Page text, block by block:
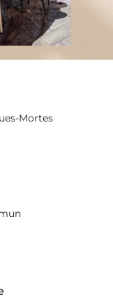
Mortes